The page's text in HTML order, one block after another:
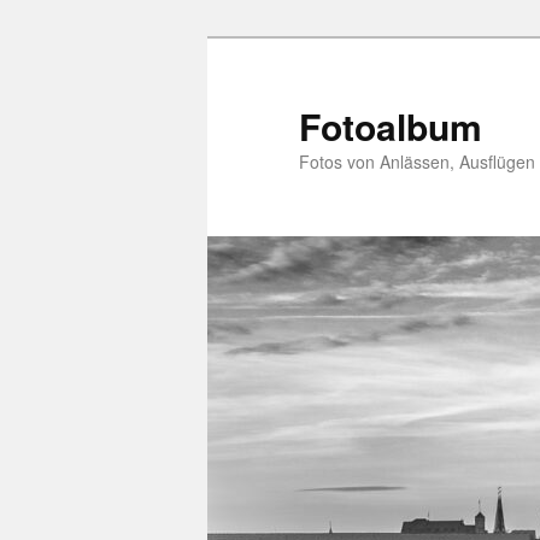
Fotoalbum
Fotos von Anlässen,